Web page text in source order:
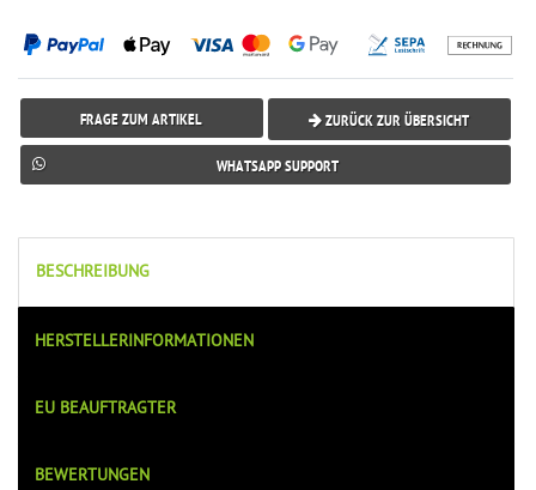
FRAGE ZUM ARTIKEL ZURÜCK ZUR ÜBERSICHT
WHATSAPP SUPPORT
BESCHREIBUNG
HERSTELLERINFORMATIONEN
EU BEAUFTRAGTER
BEWERTUNGEN